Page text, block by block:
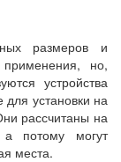
размеров и
но,
устройства
установки на
рассчитаны на
потому могут
места.